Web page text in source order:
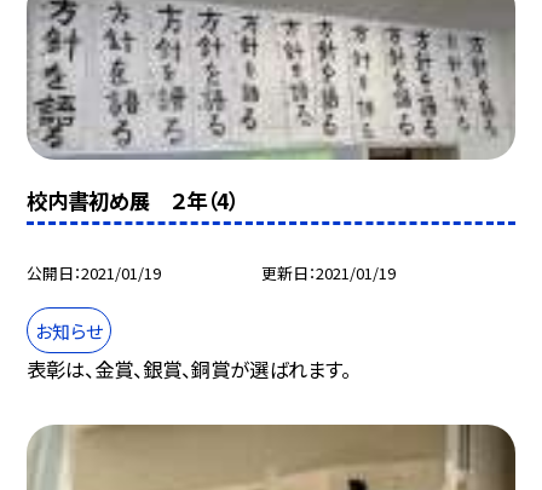
校内書初め展 ２年（4）
公開日 2021/01/19 更新日 2021/01/19
お知らせ
表彰は、金賞、銀賞、銅賞が選ばれます。